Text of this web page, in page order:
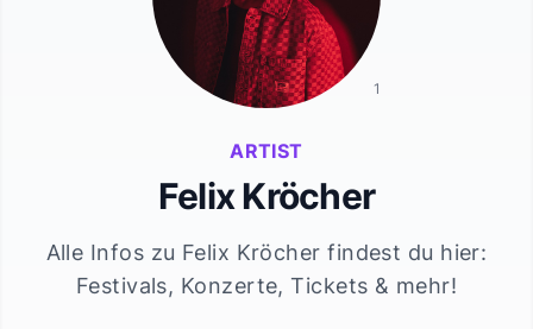
ARTIST
Felix Kröcher
Alle Infos zu Felix Kröcher findest du hier:
Festivals, Konzerte, Tickets & mehr!
1